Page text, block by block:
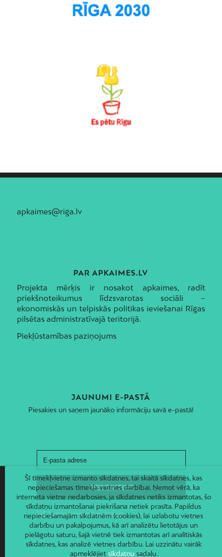
apkaimes@riga.lv
PAR APKAIMES.LV
Projekta mērķis ir nosakot apkaimes, radīt
priekšnoteikumus līdzsvarotas sociāli –
ekonomiskās un telpiskās politikas ieviešanai Rīgas
pilsētas administratīvajā teritorijā.
Piekļūstamības paziņojums
JAUNUMI E-PASTĀ
Piesakies un saņem jaunāko informāciju savā e-pastā!
Šī tīmekļvietne izmanto sīkdatnes, tai skaitā sīkdatnes, kas
nepieciešamas tīmekļa vietnes darbībai. Ņemot vērā, ka
interneta vietne nedarbosies, ja sīkdatnes netiks izmantotas, šo
sīkdatņu izmantošanai piekrišana netiek prasīta. Papildus
nepieciešamajām sīkdatnēm (cookies), lai uzlabotu vietnes
darbību un pakalpojumus, kā arī analizētu lietotājus un
pielāgotu saturu, šajā vietnē tiek izmantotas arī analītiskās
sīkdatnes, kas analizē vietnes darbību. Lai uzzinātu vairāk
apmeklējiet sīkdatņusadaļu.